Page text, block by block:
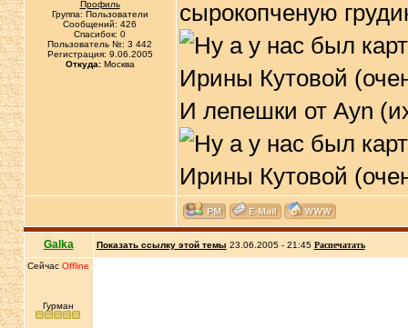
Профиль
Группа: Пользователи
Сообщений: 426
Спасибок: 0
Пользователь №: 3 442
Регистрация: 9.06.2005
Откуда:Москва
сырокопченую
И лепешки от Ayn
Galka Показать ссылку этой темы 23.06.2005 - 21:45 Распечатать
СейчасOffline
Гурман